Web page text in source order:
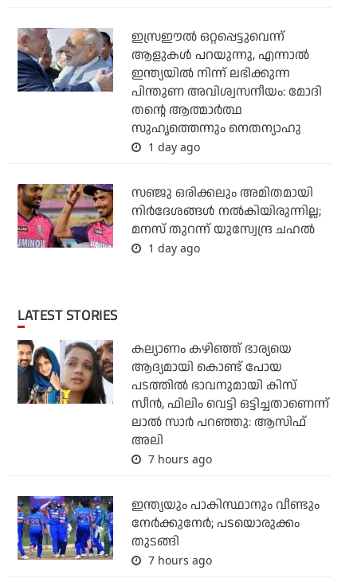
ഇസ്രഈല്‍ ഒറ്റപ്പെട്ടുവെന്ന്
ആളുകള്‍ പറയുന്നു, എന്നാല്‍
ഇന്ത്യയില്‍ നിന്ന് ലഭിക്കുന്ന
പിന്തുണ അവിശ്വസനീയം: മോദി
തന്റെ ആത്മാര്‍ത്ഥ
സുഹൃത്തെന്നും നെതന്യാഹു
1 day ago
സഞ്ജു ഒരിക്കലും അമിതമായി
നിര്‍ദേശങ്ങള്‍ നല്‍കിയിരുന്നില്ല;
മനസ് തുറന്ന് യുസ്വേന്ദ്ര ചഹല്‍
1 day ago
LATEST STORIES
കല്യാണം കഴിഞ്ഞ് ഭാര്യയെ
ആദ്യമായി കൊണ്ട് പോയ
പടത്തില്‍ ഭാവനുമായി കിസ്
സീന്‍, ഫിലിം വെട്ടി ഒട്ടിച്ചതാണെന്ന്
ലാല്‍ സാര്‍ പറഞ്ഞു: ആസിഫ്
അലി
7 hours ago
ഇന്ത്യയും പാകിസ്ഥാനും വീണ്ടും
നേര്‍ക്കുനേര്‍; പടയൊരുക്കം
തുടങ്ങി
7 hours ago